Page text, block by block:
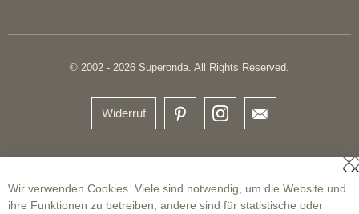
© 2002 - 2026 Superonda. All Rights Reserved.
Widerruf
Wir verwenden Cookies. Viele sind notwendig, um die Website und
ihre Funktionen zu betreiben, andere sind für statistische oder